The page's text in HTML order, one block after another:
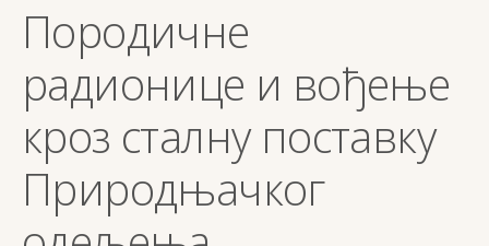
Породичне
радионице и вођење
кроз сталну поставку
Природњачког